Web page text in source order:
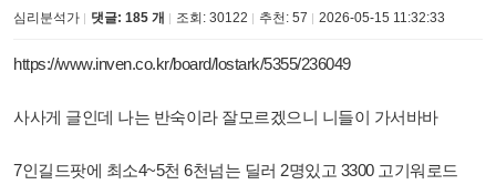
심리분석가 댓글: 185 개 조회: 30122 추천: 57 2026-05-15 11:32:33
https://www.inven.co.kr/board/lostark/5355/236049
사사게 글인데 나는 반숙이라 잘모르겠으니 니들이 가서바바
7인길드팟에 최소4~5천 6천넘는 딜러 2명있고 3300 고기워로드